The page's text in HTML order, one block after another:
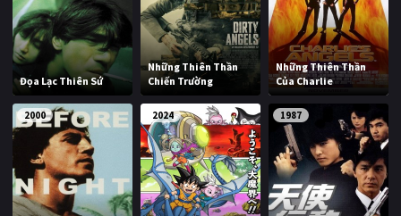
Đọa Lạc Thiên Sứ
Những Thiên Thần
Chiến Trường
Những Thiên Thần
Của Charlie
2000 2024 1987